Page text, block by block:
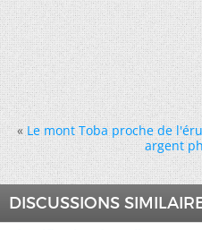
« Le mont Toba proche de
argent
DISCUSSIONS